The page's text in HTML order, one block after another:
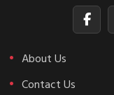
About Us
Contact Us